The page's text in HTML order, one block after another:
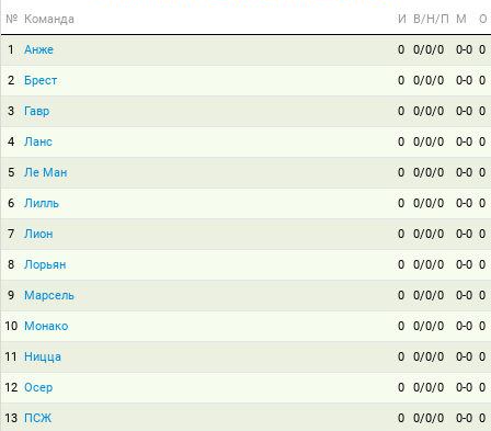
№ Команда И В/Н/П М О
1 Анже 0 0/0/0 0-0 0
2 Брест 0 0/0/0 0-0 0
3 Гавр 0 0/0/0 0-0 0
4 Ланс 0 0/0/0 0-0 0
5 Ле Ман 0 0/0/0 0-0 0
6 Лилль 0 0/0/0 0-0 0
7 Лион 0 0/0/0 0-0 0
8 Лорьян 0 0/0/0 0-0 0
9 Марсель 0 0/0/0 0-0 0
10 Монако 0 0/0/0 0-0 0
11 Ницца 0 0/0/0 0-0 0
12 Осер 0 0/0/0 0-0 0
13 ПСЖ 0 0/0/0 0-0 0